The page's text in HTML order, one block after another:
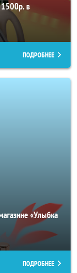
в
ПОДРОБНЕЕ
«Улыбка
ПОДРОБНЕЕ